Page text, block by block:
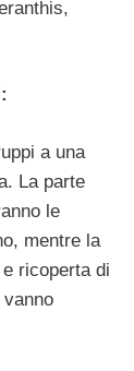
a una
La parte
le
mentre la
ricoperta di